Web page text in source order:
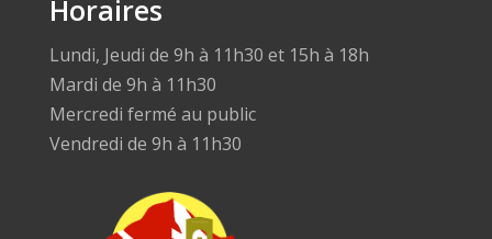
Horaires
Lundi, Jeudi de 9h à 11h30 et 15h à 18h
Mardi de 9h à 11h30
Mercredi fermé au public
Vendredi de 9h à 11h30